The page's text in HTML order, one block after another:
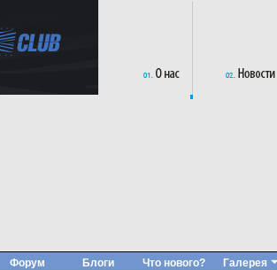
Форум Блоги Что нового? Галерея